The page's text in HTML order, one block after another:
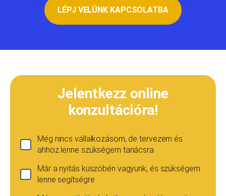
LÉPJ VELÜNK KAPCSOLATBA
Jelentkezz online
konzultációra!
Még nincs vállalkozásom, de tervezem és
ahhoz lenne szükségem tanácsra
Már a nyitás küszöbén vagyunk, és szükségem
lenne segítségre